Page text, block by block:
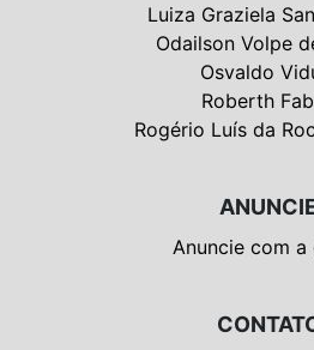
Luiza Graziela
Odailson Volpe
Osvaldo
Roberth
Rogério Luís da
Anuncie com a